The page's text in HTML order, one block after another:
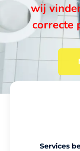
wij
correcte
Services